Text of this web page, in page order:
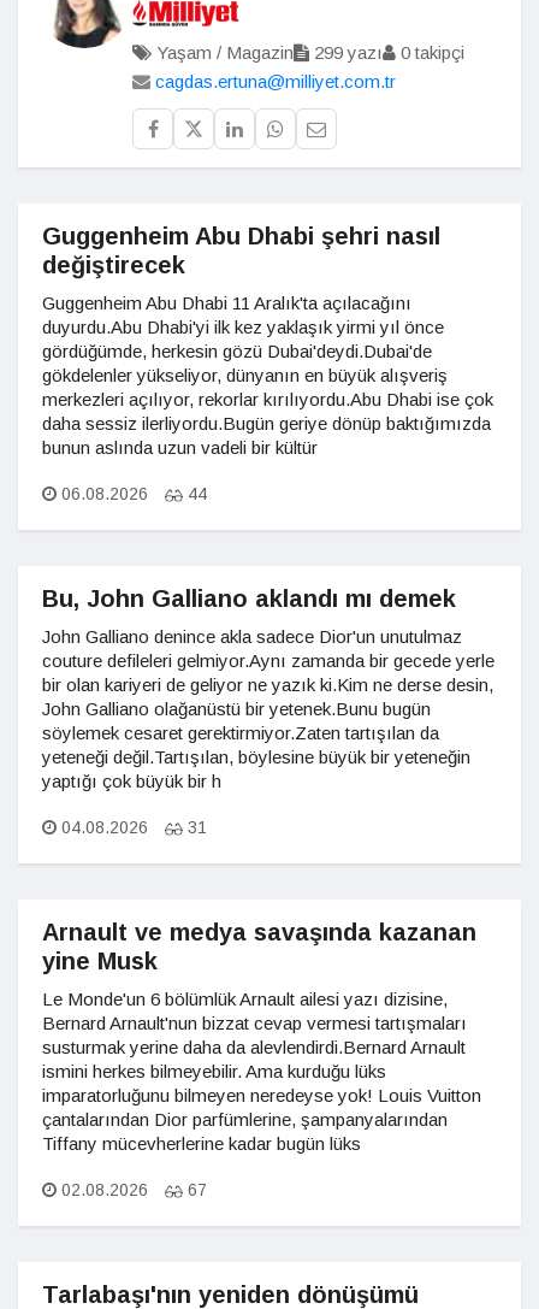
Yaşam / Magazin 299 yazı
0 takipçi
cagdas.ertuna@milliyet.com.tr
Guggenheim Abu Dhabi şehri nasıl
değiştirecek
Guggenheim Abu Dhabi 11 Aralık'ta açılacağını
duyurdu.Abu Dhabi'yi ilk kez yaklaşık yirmi yıl önce
gördüğümde, herkesin gözü Dubai'deydi.Dubai'de
gökdelenler yükseliyor, dünyanın en büyük alışveriş
merkezleri açılıyor, rekorlar kırılıyordu.Abu Dhabi ise çok
daha sessiz ilerliyordu.Bugün geriye dönüp baktığımızda
bunun aslında uzun vadeli bir kültür
06.08.2026 44
Bu, John Galliano aklandı mı demek
John Galliano denince akla sadece Dior'un unutulmaz
couture defileleri gelmiyor.Aynı zamanda bir gecede yerle
bir olan kariyeri de geliyor ne yazık ki.Kim ne derse desin,
John Galliano olağanüstü bir yetenek.Bunu bugün
söylemek cesaret gerektirmiyor.Zaten tartışılan da
yeteneği değil.Tartışılan, böylesine büyük bir yeteneğin
yaptığı çok büyük bir h
04.08.2026 31
Arnault ve medya savaşında kazanan
yine Musk
Le Monde'un 6 bölümlük Arnault ailesi yazı dizisine,
Bernard Arnault'nun bizzat cevap vermesi tartışmaları
susturmak yerine daha da alevlendirdi.Bernard Arnault
ismini herkes bilmeyebilir. Ama kurduğu lüks
imparatorluğunu bilmeyen neredeyse yok! Louis Vuitton
çantalarından Dior parfümlerine, şampanyalarından
Tiffany mücevherlerine kadar bugün lüks
02.08.2026 67
Tarlabaşı'nın yeniden dönüşümü